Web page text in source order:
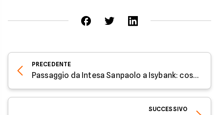
PRECEDENTE
Passaggio da Intesa Sanpaolo a Isybank: cosa sapere
SUCCESSIVO